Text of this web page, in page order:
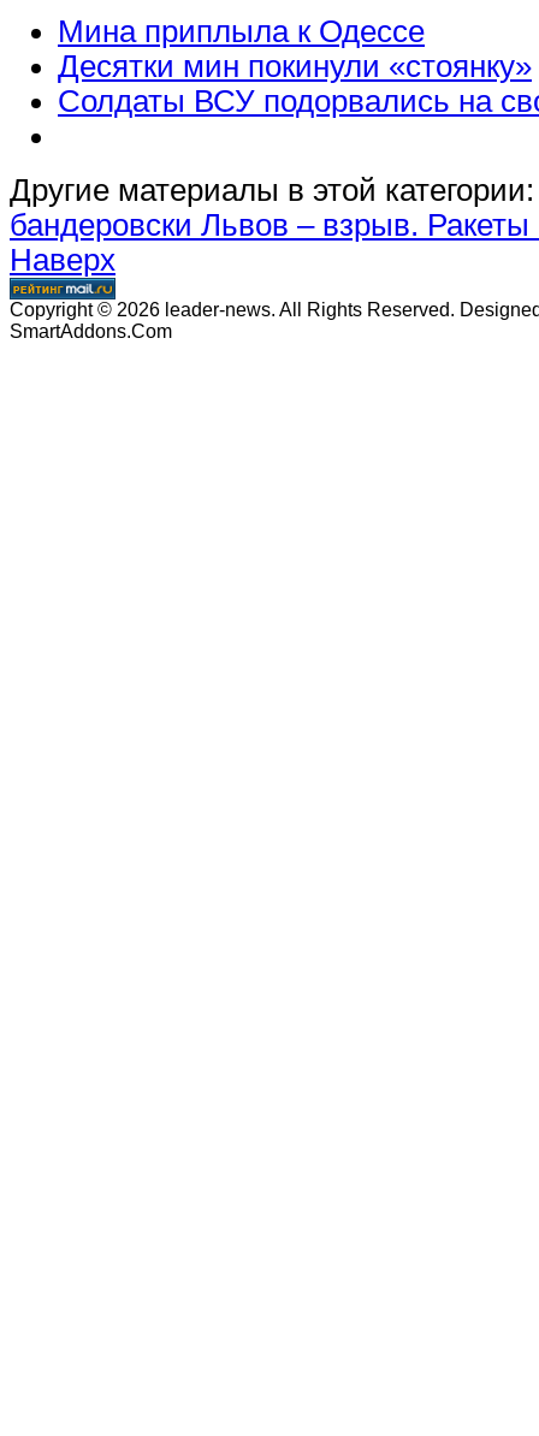
Мина приплыла к Одессе
Десятки мин покинули «стоянку»
Солдаты ВСУ подорвались на
Другие материалы в этой категории:
бандеровски Львов – взрыв.
Наверх
Copyright © 2026 leader-news. All Rights Reserved.
SmartAddons.Com